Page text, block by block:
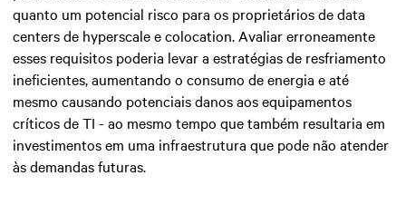
quanto um potencial risco para os proprietários de data
centers de hyperscale e colocation. Avaliar erroneamente
esses requisitos poderia levar a estratégias de resfriamento
ineficientes, aumentando o consumo de energia e até
mesmo causando potenciais danos aos equipamentos
críticos de TI - ao mesmo tempo que também resultaria em
investimentos em uma infraestrutura que pode não atender
às demandas futuras.